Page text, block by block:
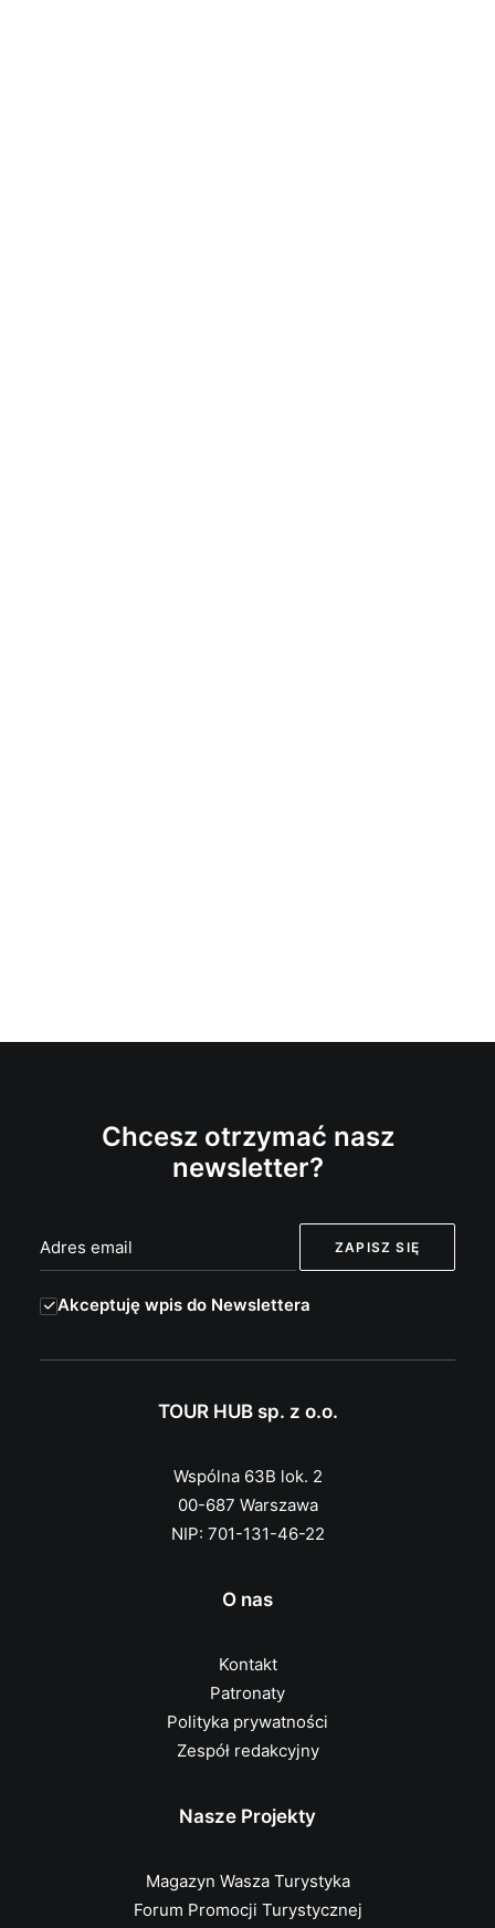
Chcesz otrzymać nasz
newsletter?
Akceptuję wpis do Newslettera
TOUR HUB sp. z o.o.
Wspólna 63B lok. 2
00-687 Warszawa
NIP: 701-131-46-22
O nas
Kontakt
Patronaty
Polityka prywatności
Zespół redakcyjny
Nasze Projekty
Magazyn Wasza Turystyka
Forum Promocji Turystycznej